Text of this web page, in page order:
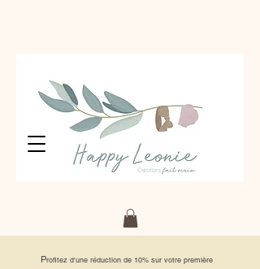
Profitez d'une réduction de 10% sur votre première